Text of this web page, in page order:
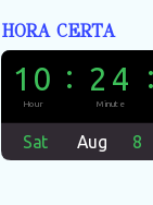
HORA CERTA